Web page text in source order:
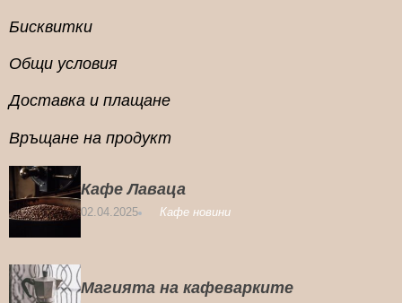
Бисквитки
Общи условия
Доставка и плащане
Връщане на продукт
Кафе Лаваца
02.04.2025 Кафе новини
Магията на кафеварките